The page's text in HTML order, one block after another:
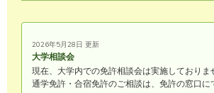
2026年5月28日 更新
大学相談会
現在、大学内での免許相談会は実施しておりま
通学免許・合宿免許のご相談は、免許の窓口に